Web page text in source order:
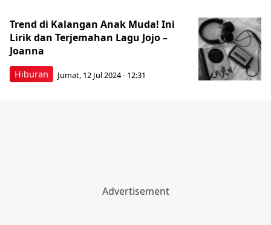
Hiburan
Trend di Kalangan Anak Muda! Ini
Lirik dan Terjemahan Lagu Jojo –
Joanna
Jumat, 12 Jul 2024 - 12:31